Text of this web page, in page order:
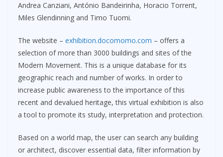
Andrea Canziani, António Bandeirinha, Horacio Torrent,
Miles Glendinning and Timo Tuomi.
The website – exhibition.docomomo.com – offers a
selection of more than 3000 buildings and sites of the
Modern Movement. This is a unique database for its
geographic reach and number of works. In order to
increase public awareness to the importance of this
recent and devalued heritage, this virtual exhibition is also
a tool to promote its study, interpretation and protection.
Based on a world map, the user can search any building
or architect, discover essential data, filter information by